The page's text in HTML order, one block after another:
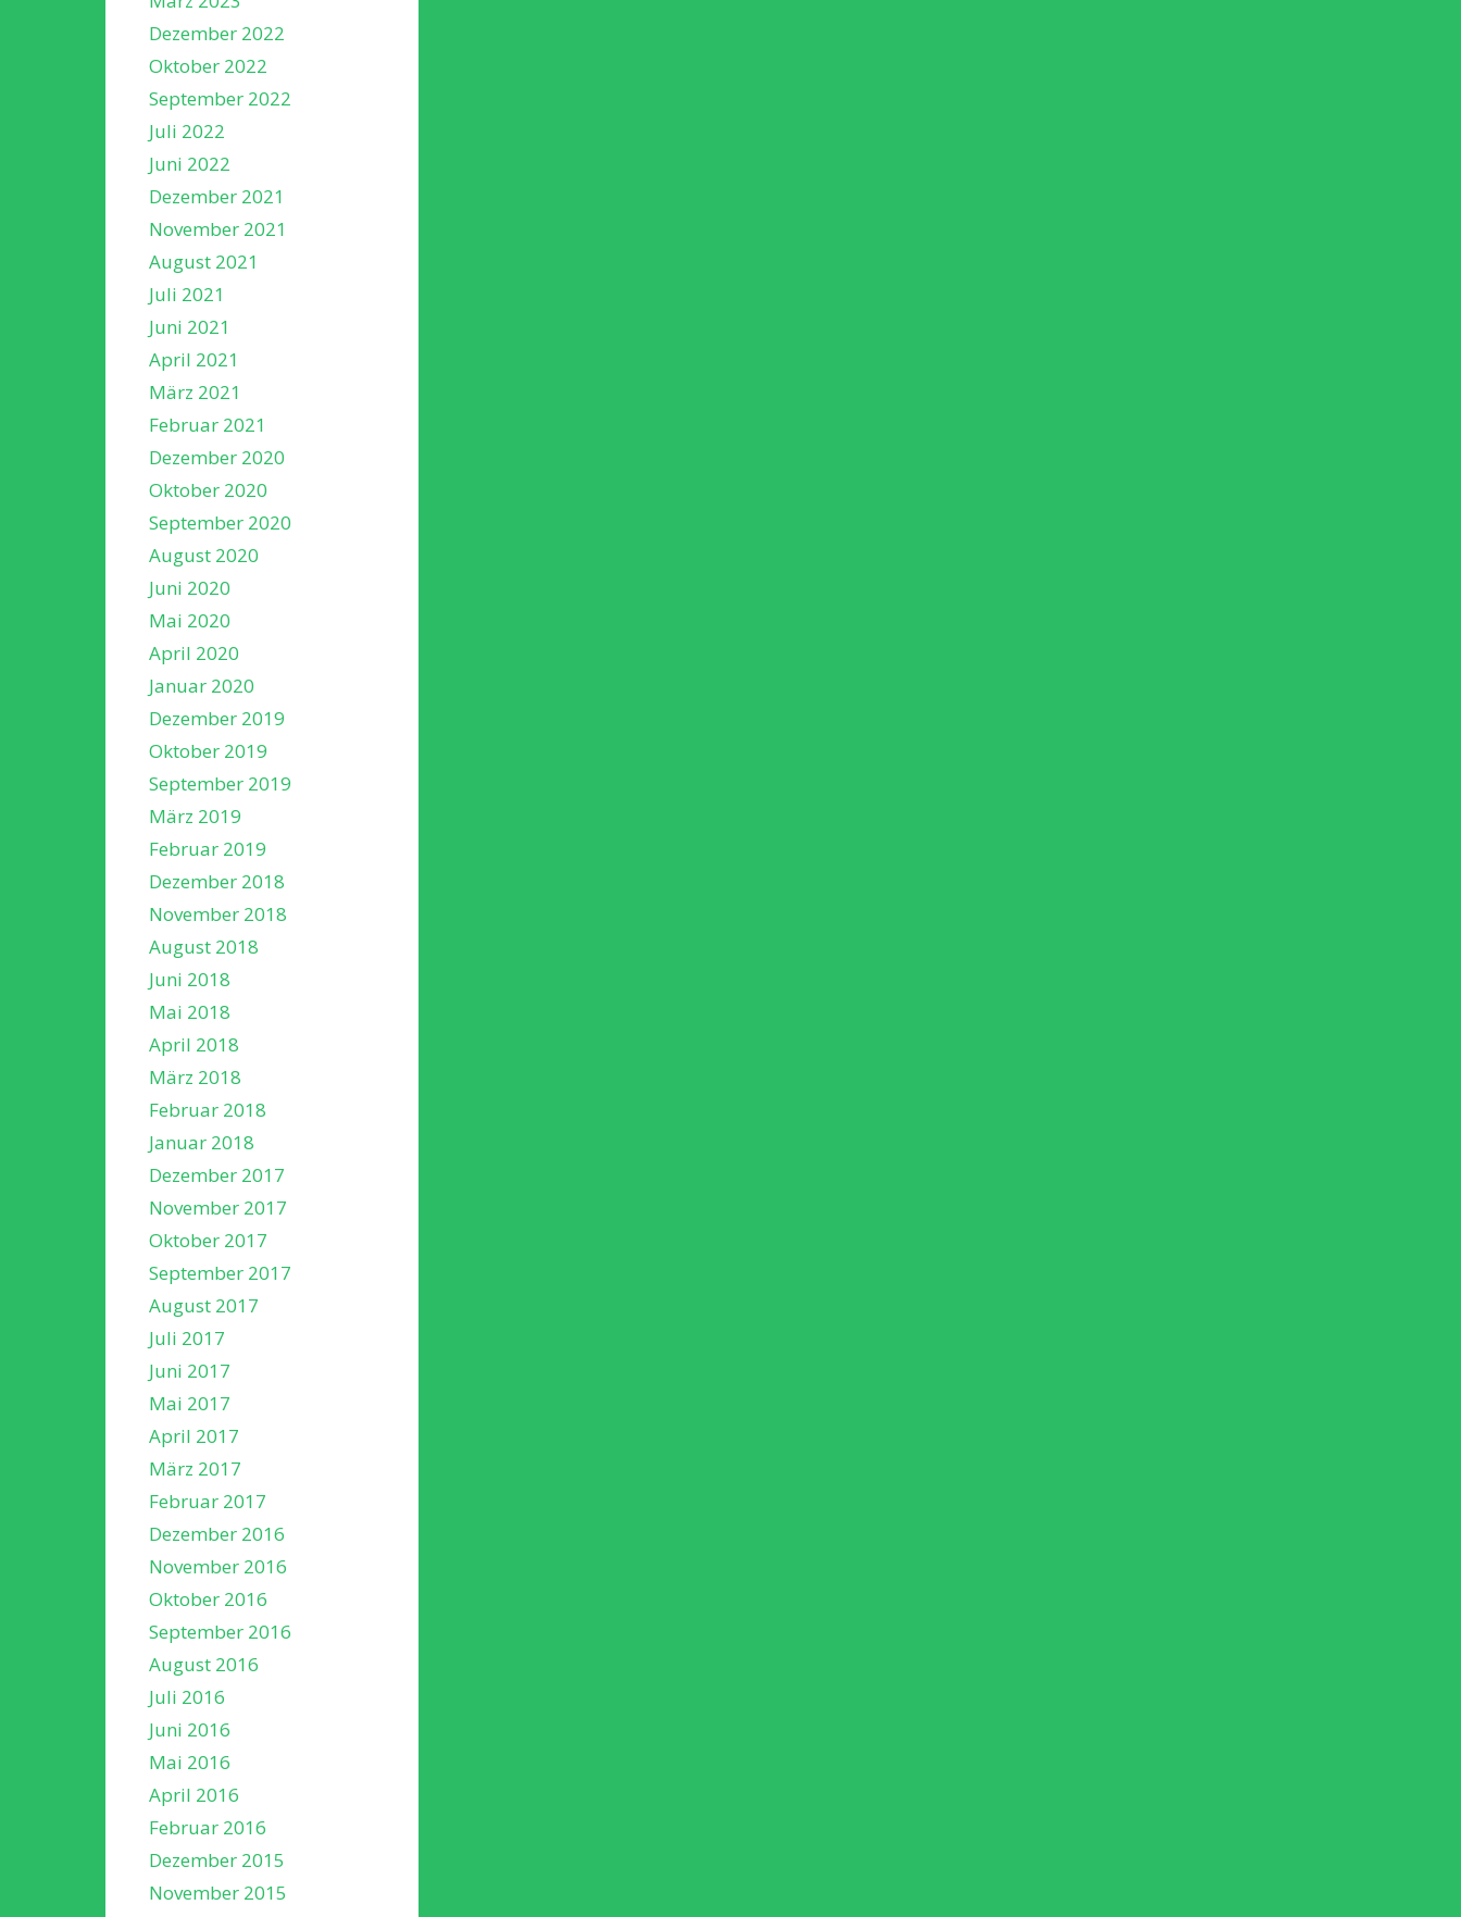
Dezember 2022
Oktober 2022
September 2022
Juli 2022
Juni 2022
Dezember 2021
November 2021
August 2021
Juli 2021
Juni 2021
April 2021
März 2021
Februar 2021
Dezember 2020
Oktober 2020
September 2020
August 2020
Juni 2020
Mai 2020
April 2020
Januar 2020
Dezember 2019
Oktober 2019
September 2019
März 2019
Februar 2019
Dezember 2018
November 2018
August 2018
Juni 2018
Mai 2018
April 2018
März 2018
Februar 2018
Januar 2018
Dezember 2017
November 2017
Oktober 2017
September 2017
August 2017
Juli 2017
Juni 2017
Mai 2017
April 2017
März 2017
Februar 2017
Dezember 2016
November 2016
Oktober 2016
September 2016
August 2016
Juli 2016
Juni 2016
Mai 2016
April 2016
Februar 2016
Dezember 2015
November 2015